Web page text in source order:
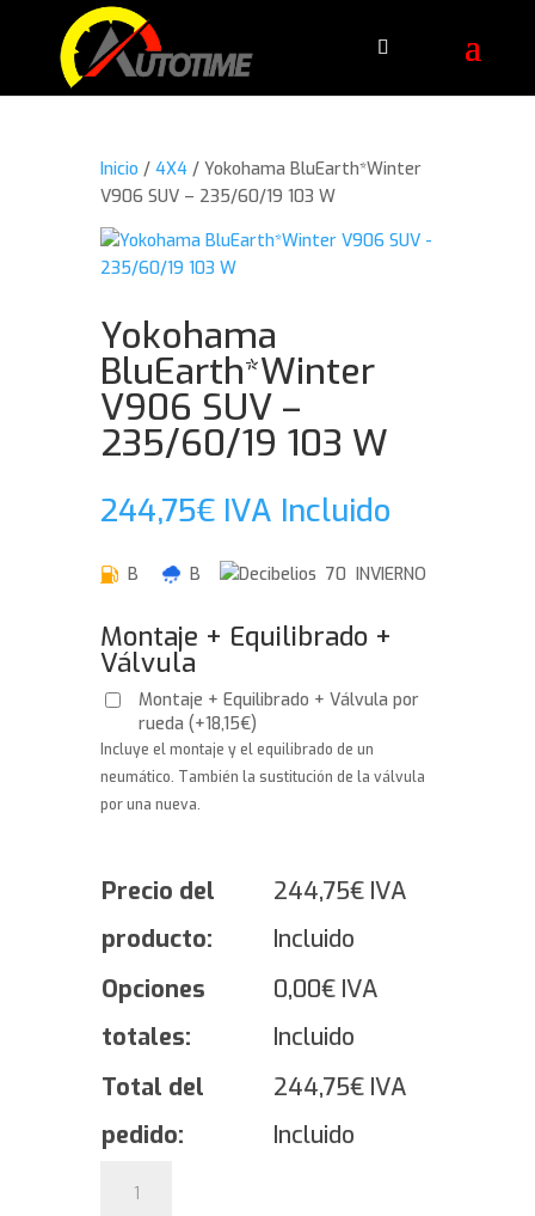
Inicio /4X4 / Yokohama BluEarth*Winter
V906 SUV – 235/60/19 103 W
Yokohama
BluEarth*Winter
V906 SUV –
235/60/19 103 W
244,75€ IVA Incluido
B B 70 INVIERNO
Montaje + Equilibrado +
Válvula
Montaje + Equilibrado + Válvula por
rueda(+18,15€)
Incluye el montaje y el equilibrado de un
neumático. También la sustitución de la válvula
por una nueva.
Precio del
producto:
244,75€ IVA
Incluido
Opciones
totales:
0,00€ IVA
Incluido
Total del
pedido:
244,75€ IVA
Incluido
BluEarth*Winter